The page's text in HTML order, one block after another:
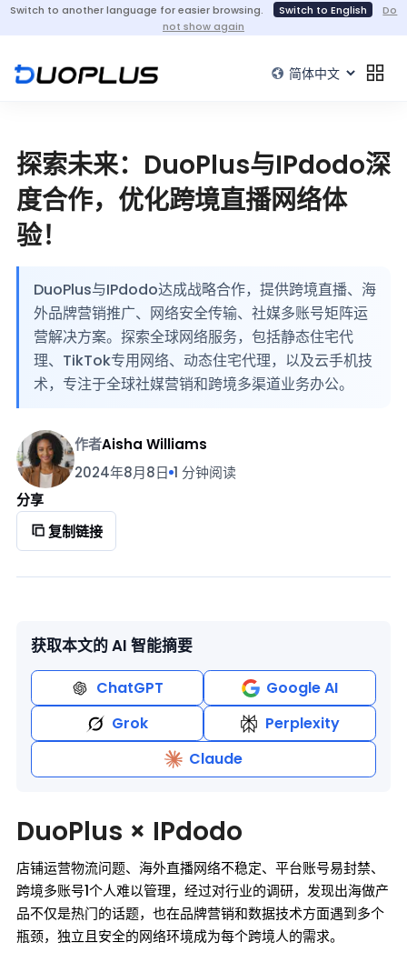
Switch to another language for easier browsing. Switch to English
Do
not show again
探索未来：DuoPlus与IPdodo深
度合作，优化跨境直播网络体
验！
DuoPlus与IPdodo达成战略合作，提供跨境直播、海
外品牌营销推广、网络安全传输、社媒多账号矩阵运
营解决方案。探索全球网络服务，包括静态住宅代
理、TikTok专用网络、动态住宅代理，以及云手机技
术，专注于全球社媒营销和跨境多渠道业务办公。
作者Aisha Williams
2024年8月8日 1 分钟阅读
分享
复制链接
获取本文的 AI 智能摘要
ChatGPT
Google AI
Grok
Perplexity
Claude
DuoPlus × IPdodo
店铺运营物流问题、海外直播网络不稳定、平台账号易封禁、
跨境多账号1个人难以管理，经过对行业的调研，发现出海做产
品不仅是热门的话题，也在品牌营销和数据技术方面遇到多个
瓶颈，独立且安全的网络环境成为每个跨境人的需求。